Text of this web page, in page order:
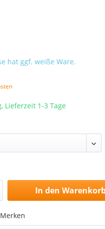
hat ggf. weiße Ware.
Lieferzeit 1-3 Tage
In den
Merken